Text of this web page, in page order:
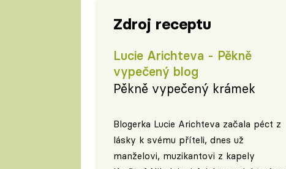
Zdroj receptu
Lucie Arichteva - Pěkně
vypečený blog
Pěkně vypečený krámek
Blogerka Lucie Arichteva začala péct z
lásky k svému příteli, dnes už
manželovi, muzikantovi z kapely